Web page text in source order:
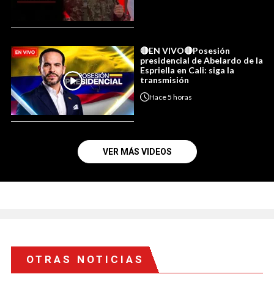
🔴EN VIVO🔴Posesión
presidencial de Abelardo de la
Espriella en Cali: siga la
transmisión
Hace5 horas
VER MÁS VIDEOS
OTRAS NOTICIAS